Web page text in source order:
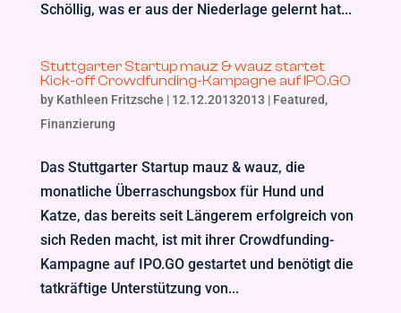
Schöllig, was er aus der Niederlage gelernt hat...
Stuttgarter Startup mauz & wauz startet
Kick-off Crowdfunding-Kampagne auf IPO.GO
by Kathleen Fritzsche | 12.12.20132013 | Featured,
Finanzierung
Das Stuttgarter Startup mauz & wauz, die
monatliche Überraschungsbox für Hund und
Katze, das bereits seit Längerem erfolgreich von
sich Reden macht, ist mit ihrer Crowdfunding-
Kampagne auf IPO.GO gestartet und benötigt die
tatkräftige Unterstützung von...